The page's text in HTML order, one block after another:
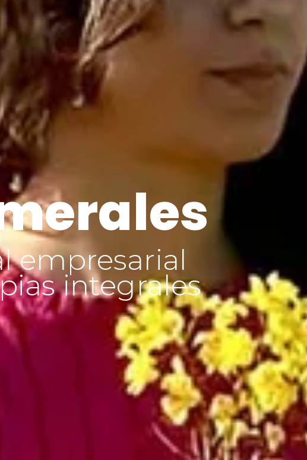
empresarial
integrales